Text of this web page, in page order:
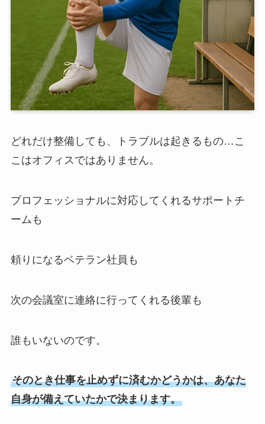
どれだけ整備しても、トラブルは起きるもの…こ
こはオフィスではありません。
プロフェッショナルに対応してくれるサポートチ
ームも
頼りになるベテラン社員も
次の会議室に連絡に行ってくれる後輩も
誰もいないのです。
そのとき仕事を止めずに済むかどうかは、あなた
自身が備えていたかで決まります。